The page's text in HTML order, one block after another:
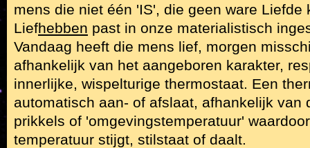
mens die niet één 'IS', die geen ware Liefde
Liefhebben past in onze materialistisch
Vandaag heeft die mens lief, morgen
afhankelijk van het aangeboren karakter,
innerlijke, wispelturige thermostaat. Een
automatisch aan- of afslaat, afhankelijk van
prikkels of 'omgevingstemperatuur'
temperatuur stijgt, stilstaat of daalt.